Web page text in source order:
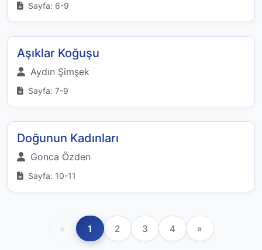
Sayfa: 6-9
Aşıklar Koğuşu
Aydın Şimşek
Sayfa: 7-9
Doğunun Kadınları
Gonca Özden
Sayfa: 10-11
« 1 2 3 4 »